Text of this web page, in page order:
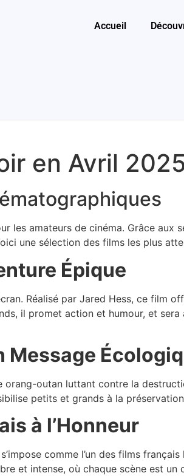
Accueil
en Avril
les amateurs de cinéma. Grâce aux
une sélection des films les plus
Épique
Réalisé par Jared Hess, ce film
il promet action et humour, et
Message
orang-outan luttant contre la
petits et grands à la préservation
à l’Honneur
comme l’un des films
et intense, où chaque scène est un